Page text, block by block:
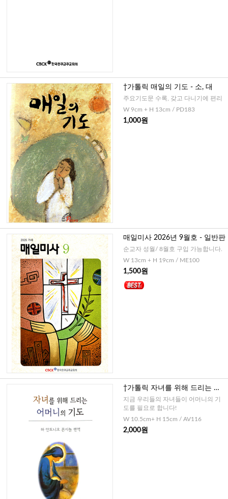
†가톨릭 매일의 기도 - 소, 대
주요기도문 수록, 갖고 다니기에 편리
W 9cm + H 13cm / PD183
1,000원
매일미사 2026년 9월호 - 일반판
순교자 성월/ 8월호 구입 가능합니다.
W 13cm + H 19cm / ME100
1,500원
†가톨릭 자녀를 위해 드리는 어
머니의 기도
지금 우리들의 자녀들이 어머니의 기
도를 필요로 합니다!
W 10.5cm+ H 15cm / AV116
2,000원